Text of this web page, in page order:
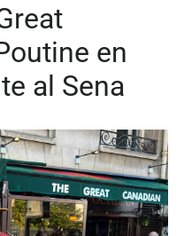
en
al Sena